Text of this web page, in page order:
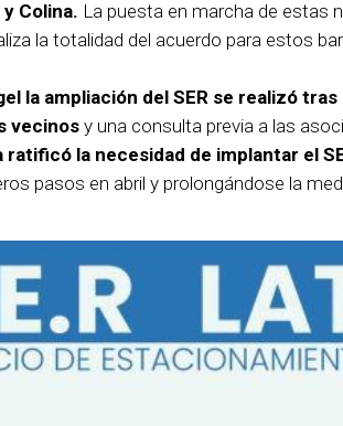
Colina. La puesta en marcha de estas
la totalidad del acuerdo para estos
la ampliación del SER se realizó
vecinos y una consulta previa a las
la necesidad de implantar el
pasos en abril y prolongándose la